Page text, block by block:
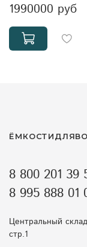
1990000 руб
8 800 201 39
8 995 888 01
Центральный
стр.1